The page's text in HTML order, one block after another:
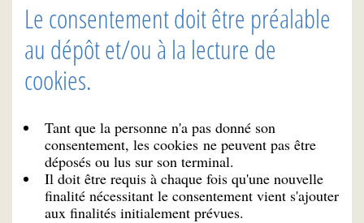
Le consentement doit être préalable
au dépôt et/ou à la lecture de
cookies.
Tant que la personne n'a pas donné son
consentement, les cookies ne peuvent pas être
déposés ou lus sur son terminal.
Il doit être requis à chaque fois qu'une nouvelle
finalité nécessitant le consentement vient s'ajouter
aux finalités initialement prévues.